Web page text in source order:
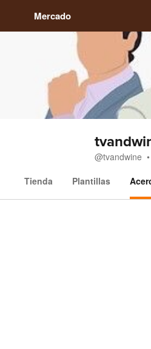
Mercado
@tvandwine
Tienda
Plantillas